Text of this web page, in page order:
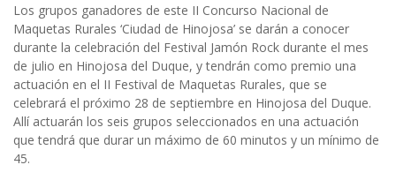
Los grupos ganadores de este II Concurso Nacional de
Maquetas Rurales ‘Ciudad de Hinojosa’ se darán a conocer
durante la celebración del Festival Jamón Rock durante el mes
de julio en Hinojosa del Duque, y tendrán como premio una
actuación en el II Festival de Maquetas Rurales, que se
celebrará el próximo 28 de septiembre en Hinojosa del Duque.
Allí actuarán los seis grupos seleccionados en una actuación
que tendrá que durar un máximo de 60 minutos y un mínimo de
45.